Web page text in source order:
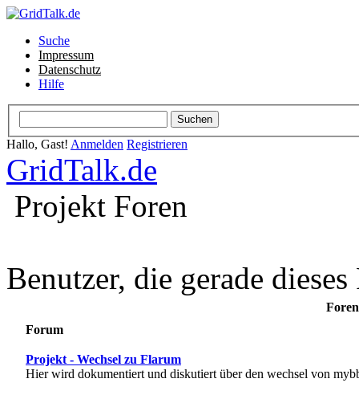
Suche
Impressum
Datenschutz
Hilfe
Hallo, Gast! Anmelden Registrieren
GridTalk.de
Projekt Foren
Benutzer, die gerade
Forum
Projekt - Wechsel zu Flarum
Hier wird dokumentiert und diskutiert über den wechsel von